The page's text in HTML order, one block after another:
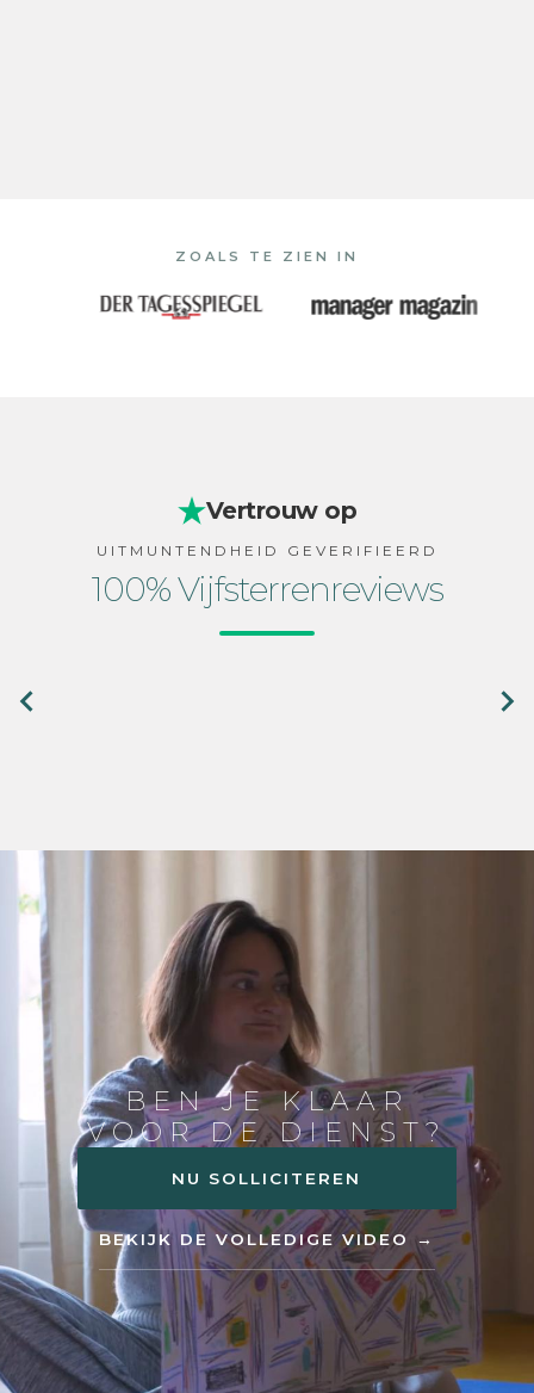
ZOALS TE ZIEN IN
Vertrouw op
UITMUNTENDHEID GEVERIFIEERD
100% Vijfsterrenreviews
BEN JE KLAAR
VOOR DE DIENST?
NU SOLLICITEREN
BEKIJK DE VOLLEDIGE VIDEO →